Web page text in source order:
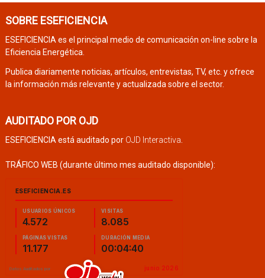
SOBRE ESEFICIENCIA
ESEFICIENCIA es el principal medio de comunicación on-line sobre la
Eficiencia Energética.
Publica diariamente noticias, artículos, entrevistas, TV, etc. y ofrece
la información más relevante y actualizada sobre el sector.
AUDITADO POR OJD
ESEFICIENCIA está auditado por OJD Interactiva
TRÁFICO WEB (durante último mes auditado disponible):